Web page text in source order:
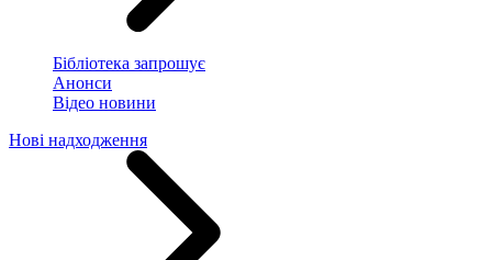
Бібліотека запрошує
Анонси
Відео новини
Нові надходження